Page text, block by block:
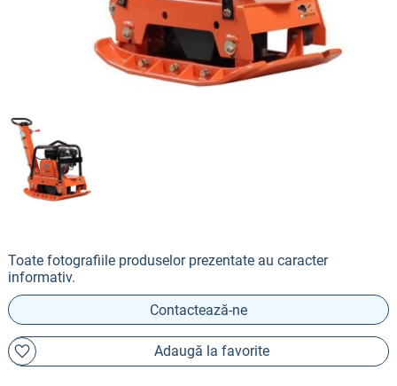
Toate fotografiile produselor prezentate au caracter
informativ.
Contactează-ne
Adaugă la favorite